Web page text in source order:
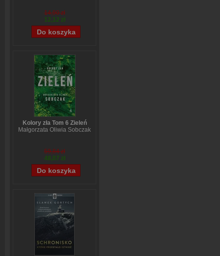
14,90 zł
12,12 zł
Kolory zła Tom 6 Zieleń
Małgorzata Oliwia Sobczak
59,84 zł
48,07 zł